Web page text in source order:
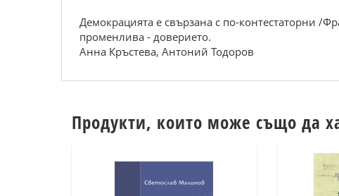
Демокрацията е свързана с по-контестаторни /
променлива - доверието.
Анна Кръстева, Антоний Тодоров
Продукти, които може също да